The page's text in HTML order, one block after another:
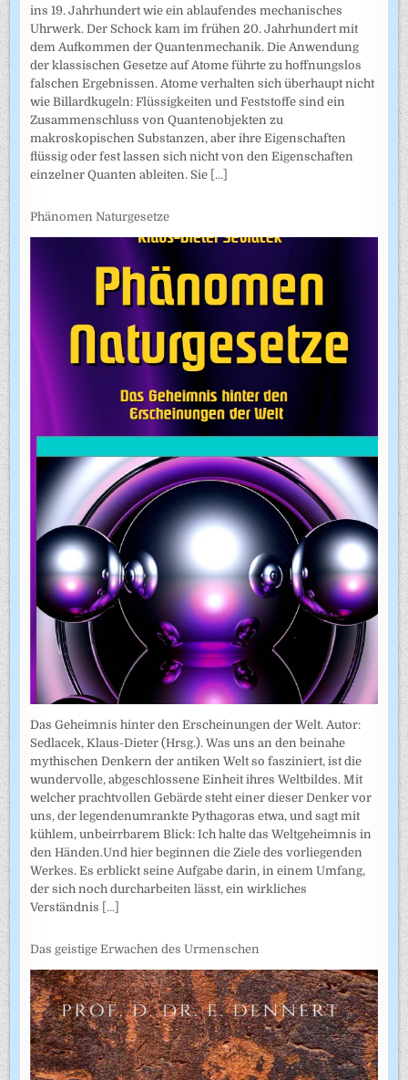
ins 19. Jahrhundert wie ein ablaufendes mechanisches
Uhrwerk. Der Schock kam im frühen 20. Jahrhundert mit
dem Aufkommen der Quantenmechanik. Die Anwendung
der klassischen Gesetze auf Atome führte zu hoffnungslos
falschen Ergebnissen. Atome verhalten sich überhaupt nicht
wie Billardkugeln: Flüssigkeiten und Feststoffe sind ein
Zusammenschluss von Quantenobjekten zu
makroskopischen Substanzen, aber ihre Eigenschaften
flüssig oder fest lassen sich nicht von den Eigenschaften
einzelner Quanten ableiten. Sie [...]
Phänomen Naturgesetze
Das Geheimnis hinter den Erscheinungen der Welt. Autor:
Sedlacek, Klaus-Dieter (Hrsg.). Was uns an den beinahe
mythischen Denkern der antiken Welt so fasziniert, ist die
wundervolle, abgeschlossene Einheit ihres Weltbildes. Mit
welcher prachtvollen Gebärde steht einer dieser Denker vor
uns, der legendenumrankte Pythagoras etwa, und sagt mit
kühlem, unbeirrbarem Blick: Ich halte das Weltgeheimnis in
den Händen.Und hier beginnen die Ziele des vorliegenden
Werkes. Es erblickt seine Aufgabe darin, in einem Umfang,
der sich noch durcharbeiten lässt, ein wirkliches
Verständnis [...]
Das geistige Erwachen des Urmenschen